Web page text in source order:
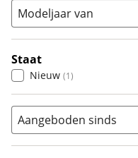
Modeljaar van
Staat
Nieuw (1)
Aangeboden sinds